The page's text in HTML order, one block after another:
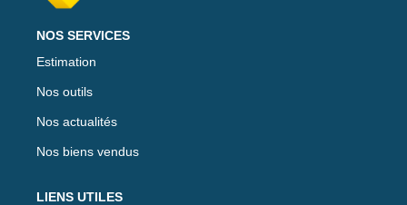
NOS SERVICES
Estimation
Nos outils
Nos actualités
Nos biens vendus
LIENS UTILES